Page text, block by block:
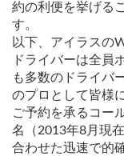
約の利便を挙げる
す。
以下、アイラスの
ドライバーは全員
も多数のドライバ
のプロとして皆様
ご予約を承るコー
名（2013年8月現
合わせた迅速で的